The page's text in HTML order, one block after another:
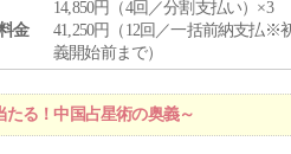
金
14,850円（4回／分割支払い）×3
41,250円（12回／一括前納支払※
義開始前まで）
る！中国占星術の奥義～